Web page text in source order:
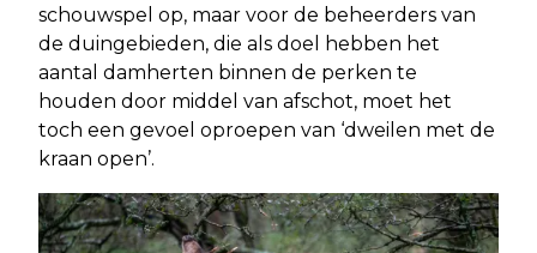
schouwspel op, maar voor de beheerders van
de duingebieden, die als doel hebben het
aantal damherten binnen de perken te
houden door middel van afschot, moet het
toch een gevoel oproepen van ‘dweilen met de
kraan open’.